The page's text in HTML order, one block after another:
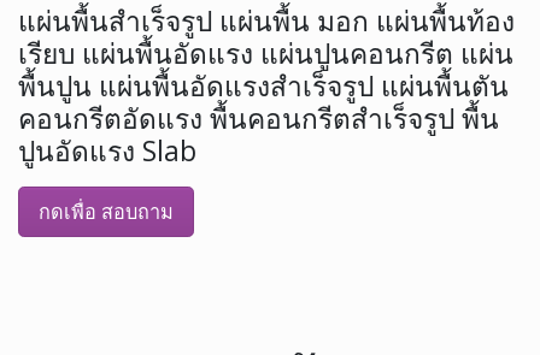
แผ่นพื้นสำเร็จรูป แผ่นพื้น มอก แผ่นพื้นท้อง
เรียบ แผ่นพื้นอัดแรง แผ่นปูนคอนกรีต แผ่น
พื้นปูน แผ่นพื้นอัดแรงสำเร็จรูป แผ่นพื้นตัน
คอนกรีตอัดแรง พื้นคอนกรีตสำเร็จรูป พื้น
ปูนอัดแรง Slab
กดเพื่อ สอบถาม